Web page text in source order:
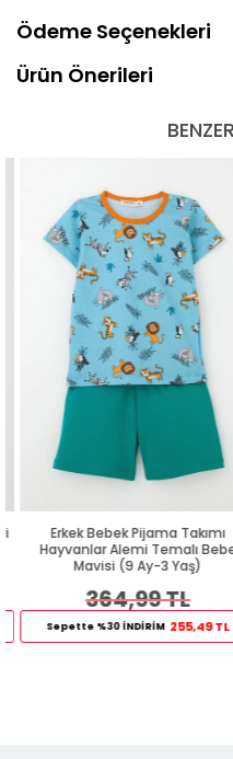
Ödeme Seçenekleri
Ürün Önerileri
Erkek Bebek Pijama Takımı
Hayvanlar Alemi Temalı Bebe
Mavisi (9 Ay-3 Yaş)
364,99 TL
Sepette %30 İNDİRİM 255,49 TL